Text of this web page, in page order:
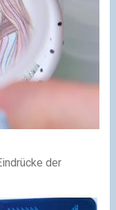
der